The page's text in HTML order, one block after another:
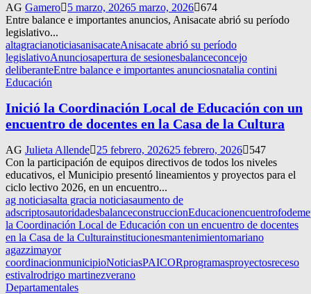
AG Gamero 5 marzo, 20265 marzo, 2026 674
Entre balance e importantes anuncios, Anisacate abrió su período
legislativo...
altagracianoticiasanisacateAnisacate abrió su período
legislativoAnunciosapertura de sesionesbalanceconcejo
deliberanteEntre balance e importantes anunciosnatalia contini
Educación
Inició la Coordinación Local de Educación con un
encuentro de docentes en la Casa de la Cultura
AG Julieta Allende 25 febrero, 202625 febrero, 2026
547
Con la participación de equipos directivos de todos los niveles
educativos, el Municipio presentó lineamientos y proyectos para el
ciclo lectivo 2026, en un encuentro...
ag noticiasalta gracia noticiasaumento de
adscriptosautoridadesbalanceconstruccionEducacionencuentro
la Coordinación Local de Educación con un encuentro de docentes
en la Casa de la Culturainstitucionesmantenimientomariano
agazzimayor
coordinacionmunicipioNoticiasPAICORprogramasproyectosreceso
estivalrodrigo martinezverano
Departamentales